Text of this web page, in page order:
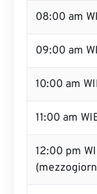
08:00 am
09:00 am
10:00 am
11:00 am
12:00 pm